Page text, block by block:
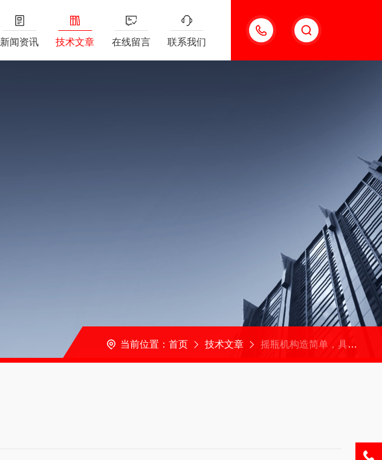
13501963742
新闻资讯 技术文章 在线留言 联系我们
当前位置： 首页 技术文章 摇瓶机构造简单，具有较强的经济性和实用性